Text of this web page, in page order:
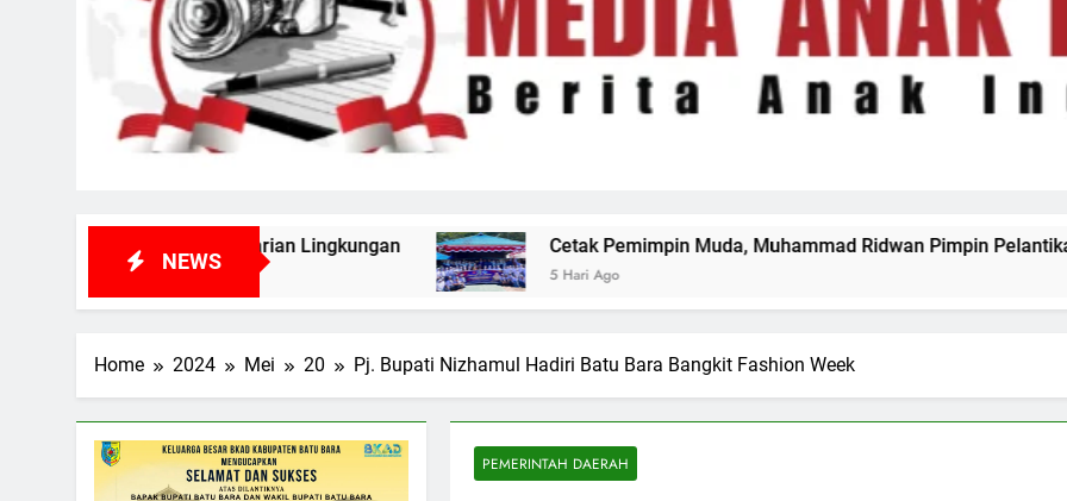
NEWS
Lingkungan Cetak Pemimpin Muda, Muhammad Ridwan Pimpin Pelantikan MPK SMAN 1 Tanjung
Home 2024 Mei 20 Pj. Bupati Nizhamul Hadiri Batu Bara Bangkit Fashion Week
PEMERINTAH DAERAH